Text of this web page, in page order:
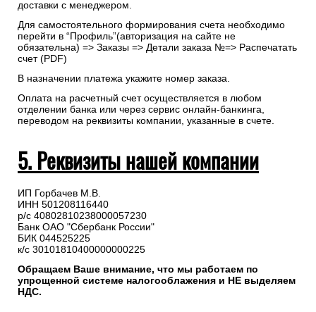
доставки с менеджером.
Для самостоятельного формирования счета необходимо
перейти в “Профиль”(авторизация на сайте не
обязательна) => Заказы => Детали заказа №=> Распечатать
счет (PDF)
В назначении платежа укажите номер заказа.
Оплата на расчетный счет осуществляется в любом
отделении банка или через сервис онлайн-банкинга,
переводом на реквизиты компании, указанные в счете.
5. Реквизиты нашей компании
ИП Горбачев М.В.
ИНН 501208116440
р/с 40802810238000057230
Банк ОАО "Сбербанк России"
БИК 044525225
к/с 30101810400000000225
Обращаем Ваше внимание, что мы работаем по
упрощенной системе налогооблажения и НЕ выделяем
НДС.